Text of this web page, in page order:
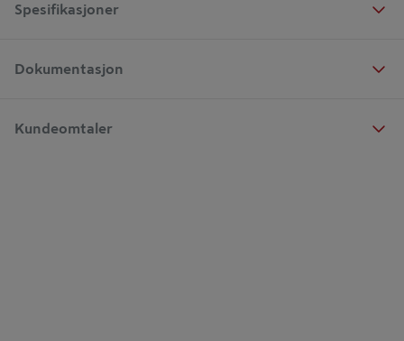
Spesifikasjoner
Dokumentasjon
Kundeomtaler